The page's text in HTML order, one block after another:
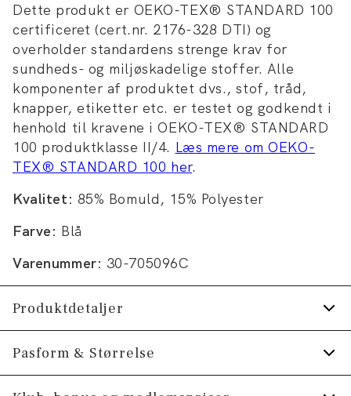
Dette produkt er OEKO-TEX® STANDARD 100
certificeret (cert.nr. 2176-328 DTI) og
overholder standardens strenge krav for
sundheds- og miljøskadelige stoffer. Alle
komponenter af produktet dvs., stof, tråd,
knapper, etiketter etc. er testet og godkendt i
henhold til kravene i OEKO-TEX® STANDARD
100 produktklasse II/4. Læs mere om OEKO-
TEX® STANDARD 100 her.
Kvalitet: 85% Bomuld, 15% Polyester
Farve: Blå
Varenummer: 30-705096C
Produktdetaljer
Hætte med snører.
Logomærke nederst på venstre side.
Pasform & Størrelse